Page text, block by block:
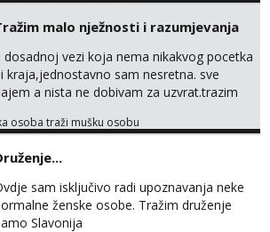
malo nježnosti i razumjevanja
dosadnoj vezi koja nema nikakvog pocetka
kraja,jednostavno sam nesretna. sve
a nista ne dobivam za uzvrat.trazim
puno samo malo njeznosti i
po tijelu koji me jako
kad muskarac preuzme
. javi se :) Klikni na link ispod i nadji
tamo, cekam te!
osoba traži mušku osobu
sam isključivo radi upoznavanja neke
ženske osobe. Tražim druženje
Slavonija